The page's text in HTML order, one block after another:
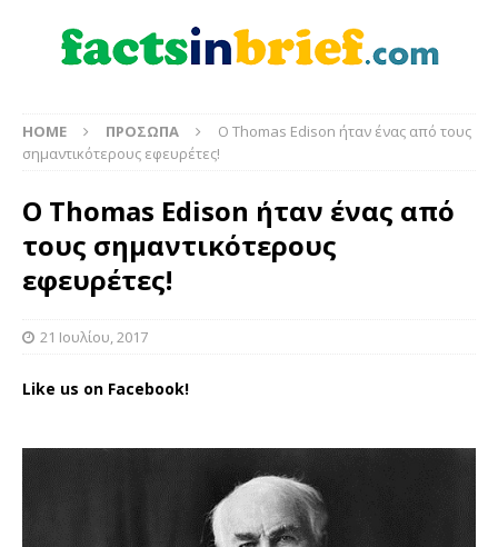
HOME ΠΡΟΣΩΠΑ
Ο Thomas Edison ήταν ένας από τους
σημαντικότερους εφευρέτες!
Ο Thomas Edison ήταν ένας από
τους σημαντικότερους
εφευρέτες!
21 Ιουλίου, 2017
Like us on Facebook!